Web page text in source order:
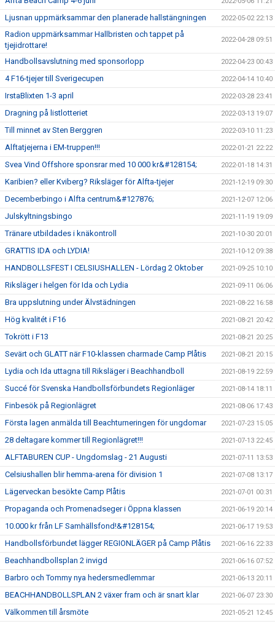
Ljusnan uppmärksammar den planerade hallstängningen 2022-05-02 22:13
Radion uppmärksammar Hallbristen och tappet på
tjejidrottare!
2022-04-28 09:51
Handbollsavslutning med sponsorlopp 2022-04-23 00:43
4 F16-tjejer till Sverigecupen 2022-04-14 10:40
IrstaBlixten 1-3 april 2022-03-28 23:41
Dragning på listlotteriet 2022-03-13 19:07
Till minnet av Sten Berggren 2022-03-10 11:23
Alftatjejerna i EM-truppen!!! 2022-01-21 22:22
Svea Vind Offshore sponsrar med 10 000 kr&#128154; 2022-01-18 14:31
Karibien? eller Kviberg? Riksläger för Alfta-tjejer 2021-12-19 09:30
Decemberbingo i Alfta centrum&#127876; 2021-12-07 12:06
Julskyltningsbingo 2021-11-19 19:09
Tränare utbildades i knäkontroll 2021-10-30 20:01
GRATTIS IDA och LYDIA! 2021-10-12 09:38
HANDBOLLSFEST I CELSIUSHALLEN - Lördag 2 Oktober 2021-09-25 10:10
Riksläger i helgen för Ida och Lydia 2021-09-11 06:06
Bra uppslutning under Älvstädningen 2021-08-22 16:58
Hög kvalitét i F16 2021-08-21 20:42
Tokrött i F13 2021-08-21 20:25
Sevärt och GLATT när F10-klassen charmade Camp Plåtis 2021-08-21 20:15
Lydia och Ida uttagna till Riksläger i Beachhandboll 2021-08-19 22:59
Succé för Svenska Handbollsförbundets Regionläger 2021-08-14 18:11
Finbesök på Regionlägret 2021-08-06 17:43
Första lagen anmälda till Beachturneringen för ungdomar 2021-07-23 15:05
28 deltagare kommer till Regionlägret!!! 2021-07-13 22:45
ALFTABUREN CUP - Ungdomslag - 21 Augusti 2021-07-11 13:53
Celsiushallen blir hemma-arena för division 1 2021-07-08 13:17
Lägerveckan besökte Camp Plåtis 2021-07-01 00:31
Propaganda och Promenadseger i Öppna klassen 2021-06-19 20:14
10.000 kr från LF Samhällsfond!&#128154; 2021-06-17 19:53
Handbollsförbundet lägger REGIONLÄGER på Camp Plåtis 2021-06-16 22:33
Beachhandbollsplan 2 invigd 2021-06-16 07:52
Barbro och Tommy nya hedersmedlemmar 2021-06-13 20:11
BEACHHANDBOLLSPLAN 2 växer fram och är snart klar 2021-06-07 23:30
Välkommen till årsmöte 2021-05-21 12:45